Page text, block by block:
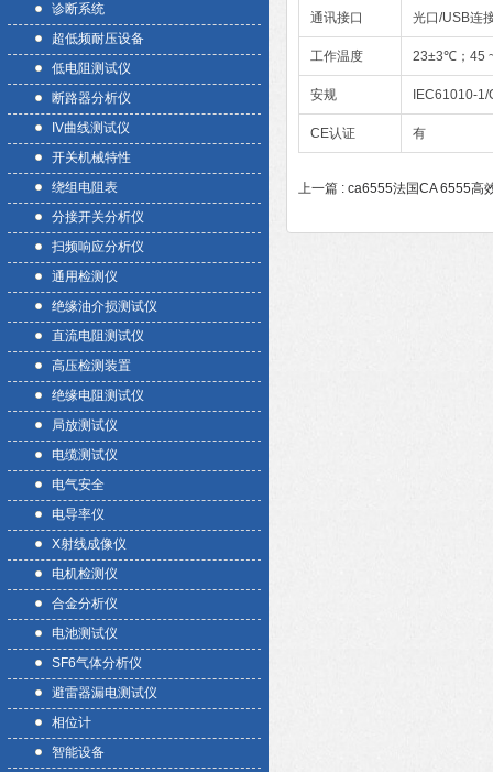
诊断系统
超低频耐压设备
低电阻测试仪
断路器分析仪
IV曲线测试仪
开关机械特性
绕组电阻表
分接开关分析仪
扫频响应分析仪
通用检测仪
绝缘油介损测试仪
直流电阻测试仪
高压检测装置
绝缘电阻测试仪
局放测试仪
电缆测试仪
电气安全
电导率仪
X射线成像仪
电机检测仪
合金分析仪
电池测试仪
SF6气体分析仪
避雷器漏电测试仪
相位计
智能设备
通讯接口 光口/USB连
工作温度 23±3℃；45
安规 IEC61010-
CE认证 有
上一篇 : ca6555法国CA 6555高